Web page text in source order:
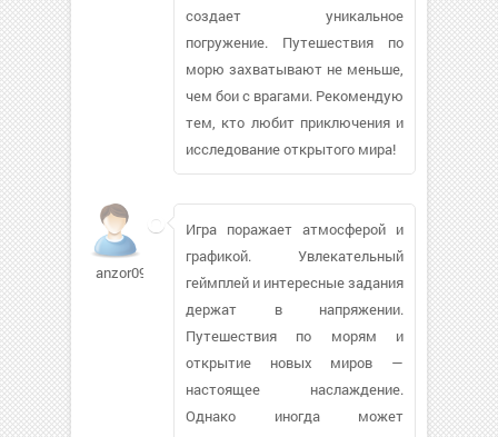
создает уникальное
погружение. Путешествия по
морю захватывают не меньше,
чем бои с врагами. Рекомендую
тем, кто любит приключения и
исследование открытого мира!
anzor093
Игра поражает атмосферой и
графикой. Увлекательный
геймплей и интересные задания
держат в напряжении.
Путешествия по морям и
открытие новых миров —
настоящее наслаждение.
Однако иногда может